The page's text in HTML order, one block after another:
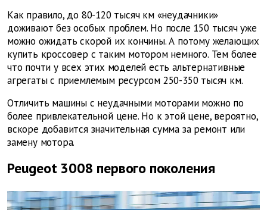
Как правило, до 80-120 тысяч км «неудачники»
доживают без особых проблем. Но после 150 тысяч уже
можно ожидать скорой их кончины. А потому желающих
купить кроссовер с таким мотором немного. Тем более
что почти у всех этих моделей есть альтернативные
агрегаты с приемлемым ресурсом 250-350 тысяч км.
Отличить машины с неудачными моторами можно по
более привлекательной цене. Но к этой цене, вероятно,
вскоре добавится значительная сумма за ремонт или
замену мотора.
Peugeot 3008 первого поколения